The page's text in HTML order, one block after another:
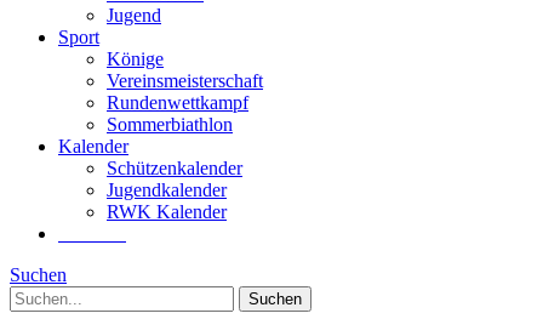
Jugend
Sport
Könige
Vereinsmeisterschaft
Rundenwettkampf
Sommer­biathlon
Kalender
Schützenkalender
Jugendkalender
RWK Kalender
Suchen
Suchen